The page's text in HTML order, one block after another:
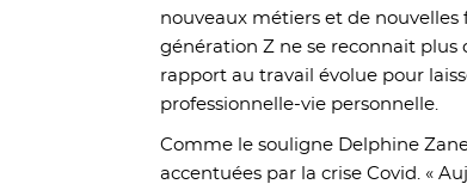
nouveaux métiers et de nouvelles
génération Z ne se reconnait plus
rapport au travail évolue pour
professionnelle-vie personnelle.
Comme le souligne Delphine
accentuées par la crise Covid. «